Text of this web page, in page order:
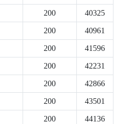
200 40325
200 40961
200 41596
200 42231
200 42866
200 43501
200 44136